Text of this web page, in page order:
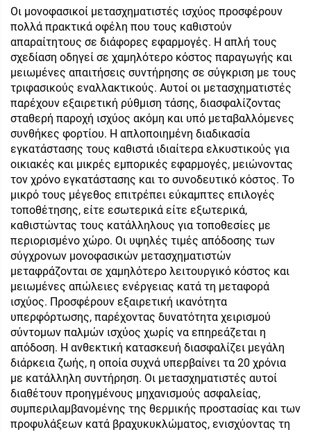
απώλεια, είσοδος 110V,
πυρήνας μετασχηματιστή
εξόδου 380V
Οι μονοφασικοί μετασχηματιστές ισχύος προσφέρουν
πολλά πρακτικά οφέλη που τους καθιστούν
απαραίτητους σε διάφορες εφαρμογές. Η απλή τους
σχεδίαση οδηγεί σε χαμηλότερο κόστος παραγωγής και
μειωμένες απαιτήσεις συντήρησης σε σύγκριση με τους
τριφασικούς εναλλακτικούς. Αυτοί οι μετασχηματιστές
παρέχουν εξαιρετική ρύθμιση τάσης, διασφαλίζοντας
σταθερή παροχή ισχύος ακόμη και υπό μεταβαλλόμενες
συνθήκες φορτίου. Η απλοποιημένη διαδικασία
εγκατάστασης τους καθιστά ιδιαίτερα ελκυστικούς για
οικιακές και μικρές εμπορικές εφαρμογές, μειώνοντας
τον χρόνο εγκατάστασης και το συνοδευτικό κόστος. Το
μικρό τους μέγεθος επιτρέπει εύκαμπτες επιλογές
τοποθέτησης, είτε εσωτερικά είτε εξωτερικά,
καθιστώντας τους κατάλληλους για τοποθεσίες με
περιορισμένο χώρο. Οι υψηλές τιμές απόδοσης των
σύγχρονων μονοφασικών μετασχηματιστών
μεταφράζονται σε χαμηλότερο λειτουργικό κόστος και
μειωμένες απώλειες ενέργειας κατά τη μεταφορά
ισχύος. Προσφέρουν εξαιρετική ικανότητα
υπερφόρτωσης, παρέχοντας δυνατότητα χειρισμού
σύντομων παλμών ισχύος χωρίς να επηρεάζεται η
απόδοση. Η ανθεκτική κατασκευή διασφαλίζει μεγάλη
διάρκεια ζωής, η οποία συχνά υπερβαίνει τα 20 χρόνια
με κατάλληλη συντήρηση. Οι μετασχηματιστές αυτοί
διαθέτουν προηγμένους μηχανισμούς ασφαλείας,
συμπεριλαμβανομένης της θερμικής προστασίας και των
προφυλάξεων κατά βραχυκυκλώματος, ενισχύοντας τη